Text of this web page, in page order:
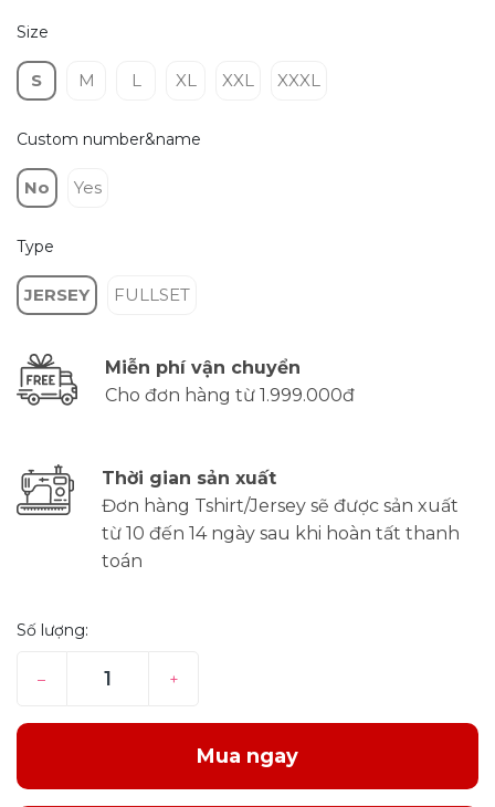
Size
S M L XL XXL XXXL
Custom number&name
No Yes
Type
JERSEY FULLSET
Miễn phí vận chuyển
Cho đơn hàng từ 1.999.000đ
Thời gian sản xuất
Đơn hàng Tshirt/Jersey sẽ được sản xuất
từ 10 đến 14 ngày sau khi hoàn tất thanh
toán
Số lượng:
– +
Mua ngay